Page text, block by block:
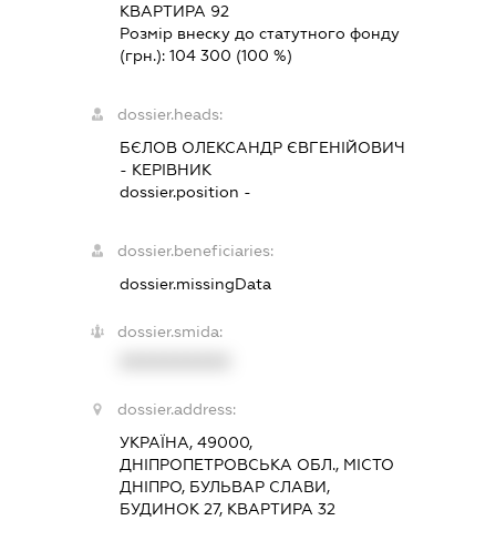
КВАРТИРА 92
Розмір внеску до статутного фонду
(грн.): 104 300 (100 %)
dossier.heads:
БЄЛОВ ОЛЕКСАНДР ЄВГЕНІЙОВИЧ
- КЕРІВНИК
dossier.position -
dossier.beneficiaries:
dossier.missingData
dossier.smida:
dossier.address:
УКРАЇНА, 49000,
ДНІПРОПЕТРОВСЬКА ОБЛ., МІСТО
ДНІПРО, БУЛЬВАР СЛАВИ,
БУДИНОК 27, КВАРТИРА 32